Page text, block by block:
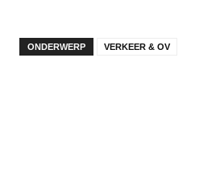
ONDERWERP VERKEER & OV